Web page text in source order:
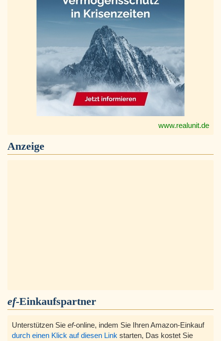
www.realunit.de
Anzeige
ef-Einkaufspartner
Unterstützen Sie ef-online, indem Sie Ihren Amazon-Einkauf
durch einen Klick auf diesen Link starten, Das kostet Sie